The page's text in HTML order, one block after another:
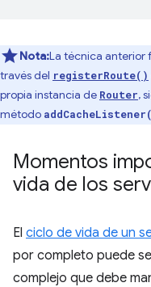
Nota:La técnica anterior
través del registerRoute()
propia instancia de Router,
método
Momentos
vida de los
El ciclo de vida de un
por completo puede
complejo que debe